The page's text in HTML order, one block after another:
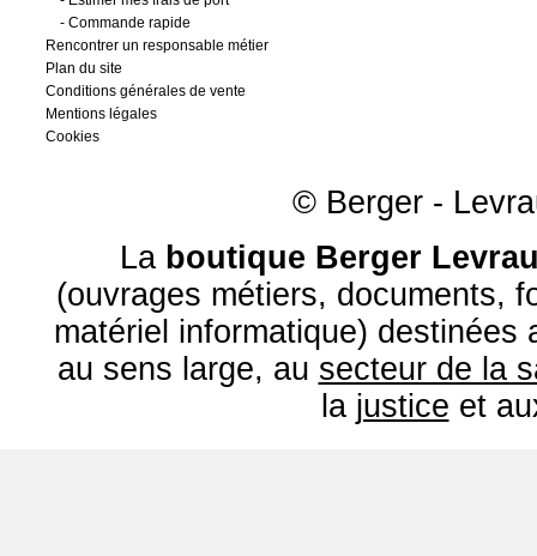
- Commande rapide
Rencontrer un responsable métier
Plan du site
Conditions générales de vente
Mentions légales
Cookies
© Berger -
La boutique Berger
(ouvrages métiers, documents,
matériel informatique) destinées
au sens large, au secteur de la
la justice et